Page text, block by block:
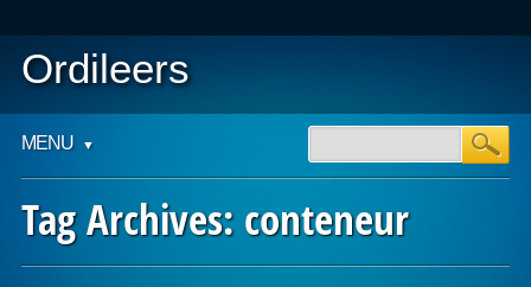
Ordileers
Main menu
content
MENU
Tag Archives:conteneur